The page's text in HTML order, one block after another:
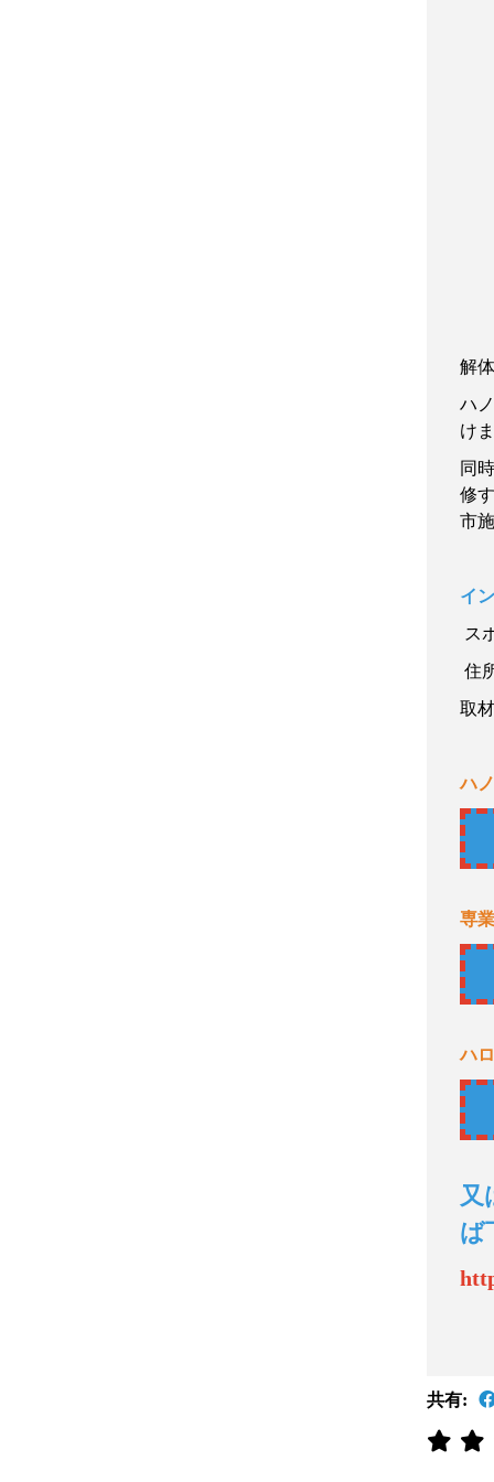
解
ハ
け
同
修
市
イ
ス
住
取
ハ
専
ハ
又
ば
共有: